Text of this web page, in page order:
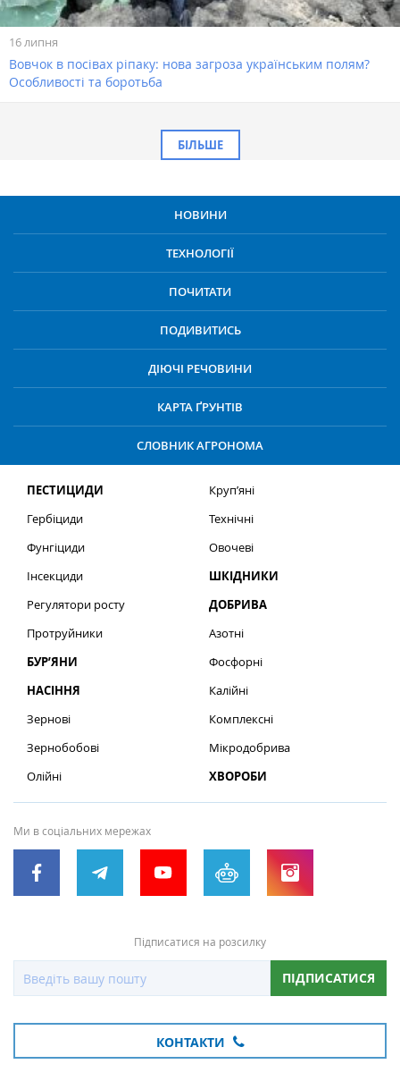
16 липня
Вовчок в посівах ріпаку: нова загроза українським полям?
Особливості та боротьба
БІЛЬШЕ
НОВИНИ
ТЕХНОЛОГІЇ
ПОЧИТАТИ
ПОДИВИТИСЬ
ДІЮЧІ РЕЧОВИНИ
КАРТА ҐРУНТІВ
СЛОВНИК АГРОНОМА
ПЕСТИЦИДИ
Гербіциди
Фунгіциди
Інсекциди
Регулятори росту
Протруйники
БУР’ЯНИ
НАСІННЯ
Зернові
Зернобобові
Олійні
Круп’яні
Технічні
Овочеві
ШКІДНИКИ
ДОБРИВА
Азотні
Фосфорні
Калійні
Комплексні
Мікродобрива
ХВОРОБИ
Ми в соціальних мережах
Підписатися на розсилку
ПІДПИСАТИСЯ
КОНТАКТИ